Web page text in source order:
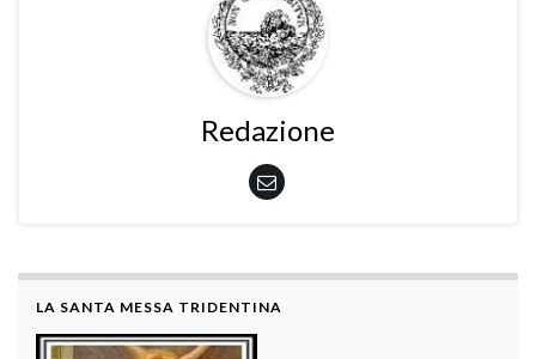
Redazione
LA SANTA MESSA TRIDENTINA